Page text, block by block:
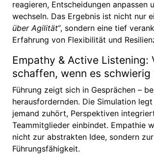
reagieren, Entscheidungen anpassen
wechseln. Das Ergebnis ist nicht nur
über Agilität“, sondern eine tief
Erfahrung von Flexibilität und
Empathy & Active Listening:
schaffen, wenn es schwierig
Führung zeigt sich in Gesprächen –
herausfordernden. Die Simulation
jemand zuhört, Perspektiven
Teammitglieder einbindet. Empathie
nicht zur abstrakten Idee, sondern
Führungsfähigkeit.